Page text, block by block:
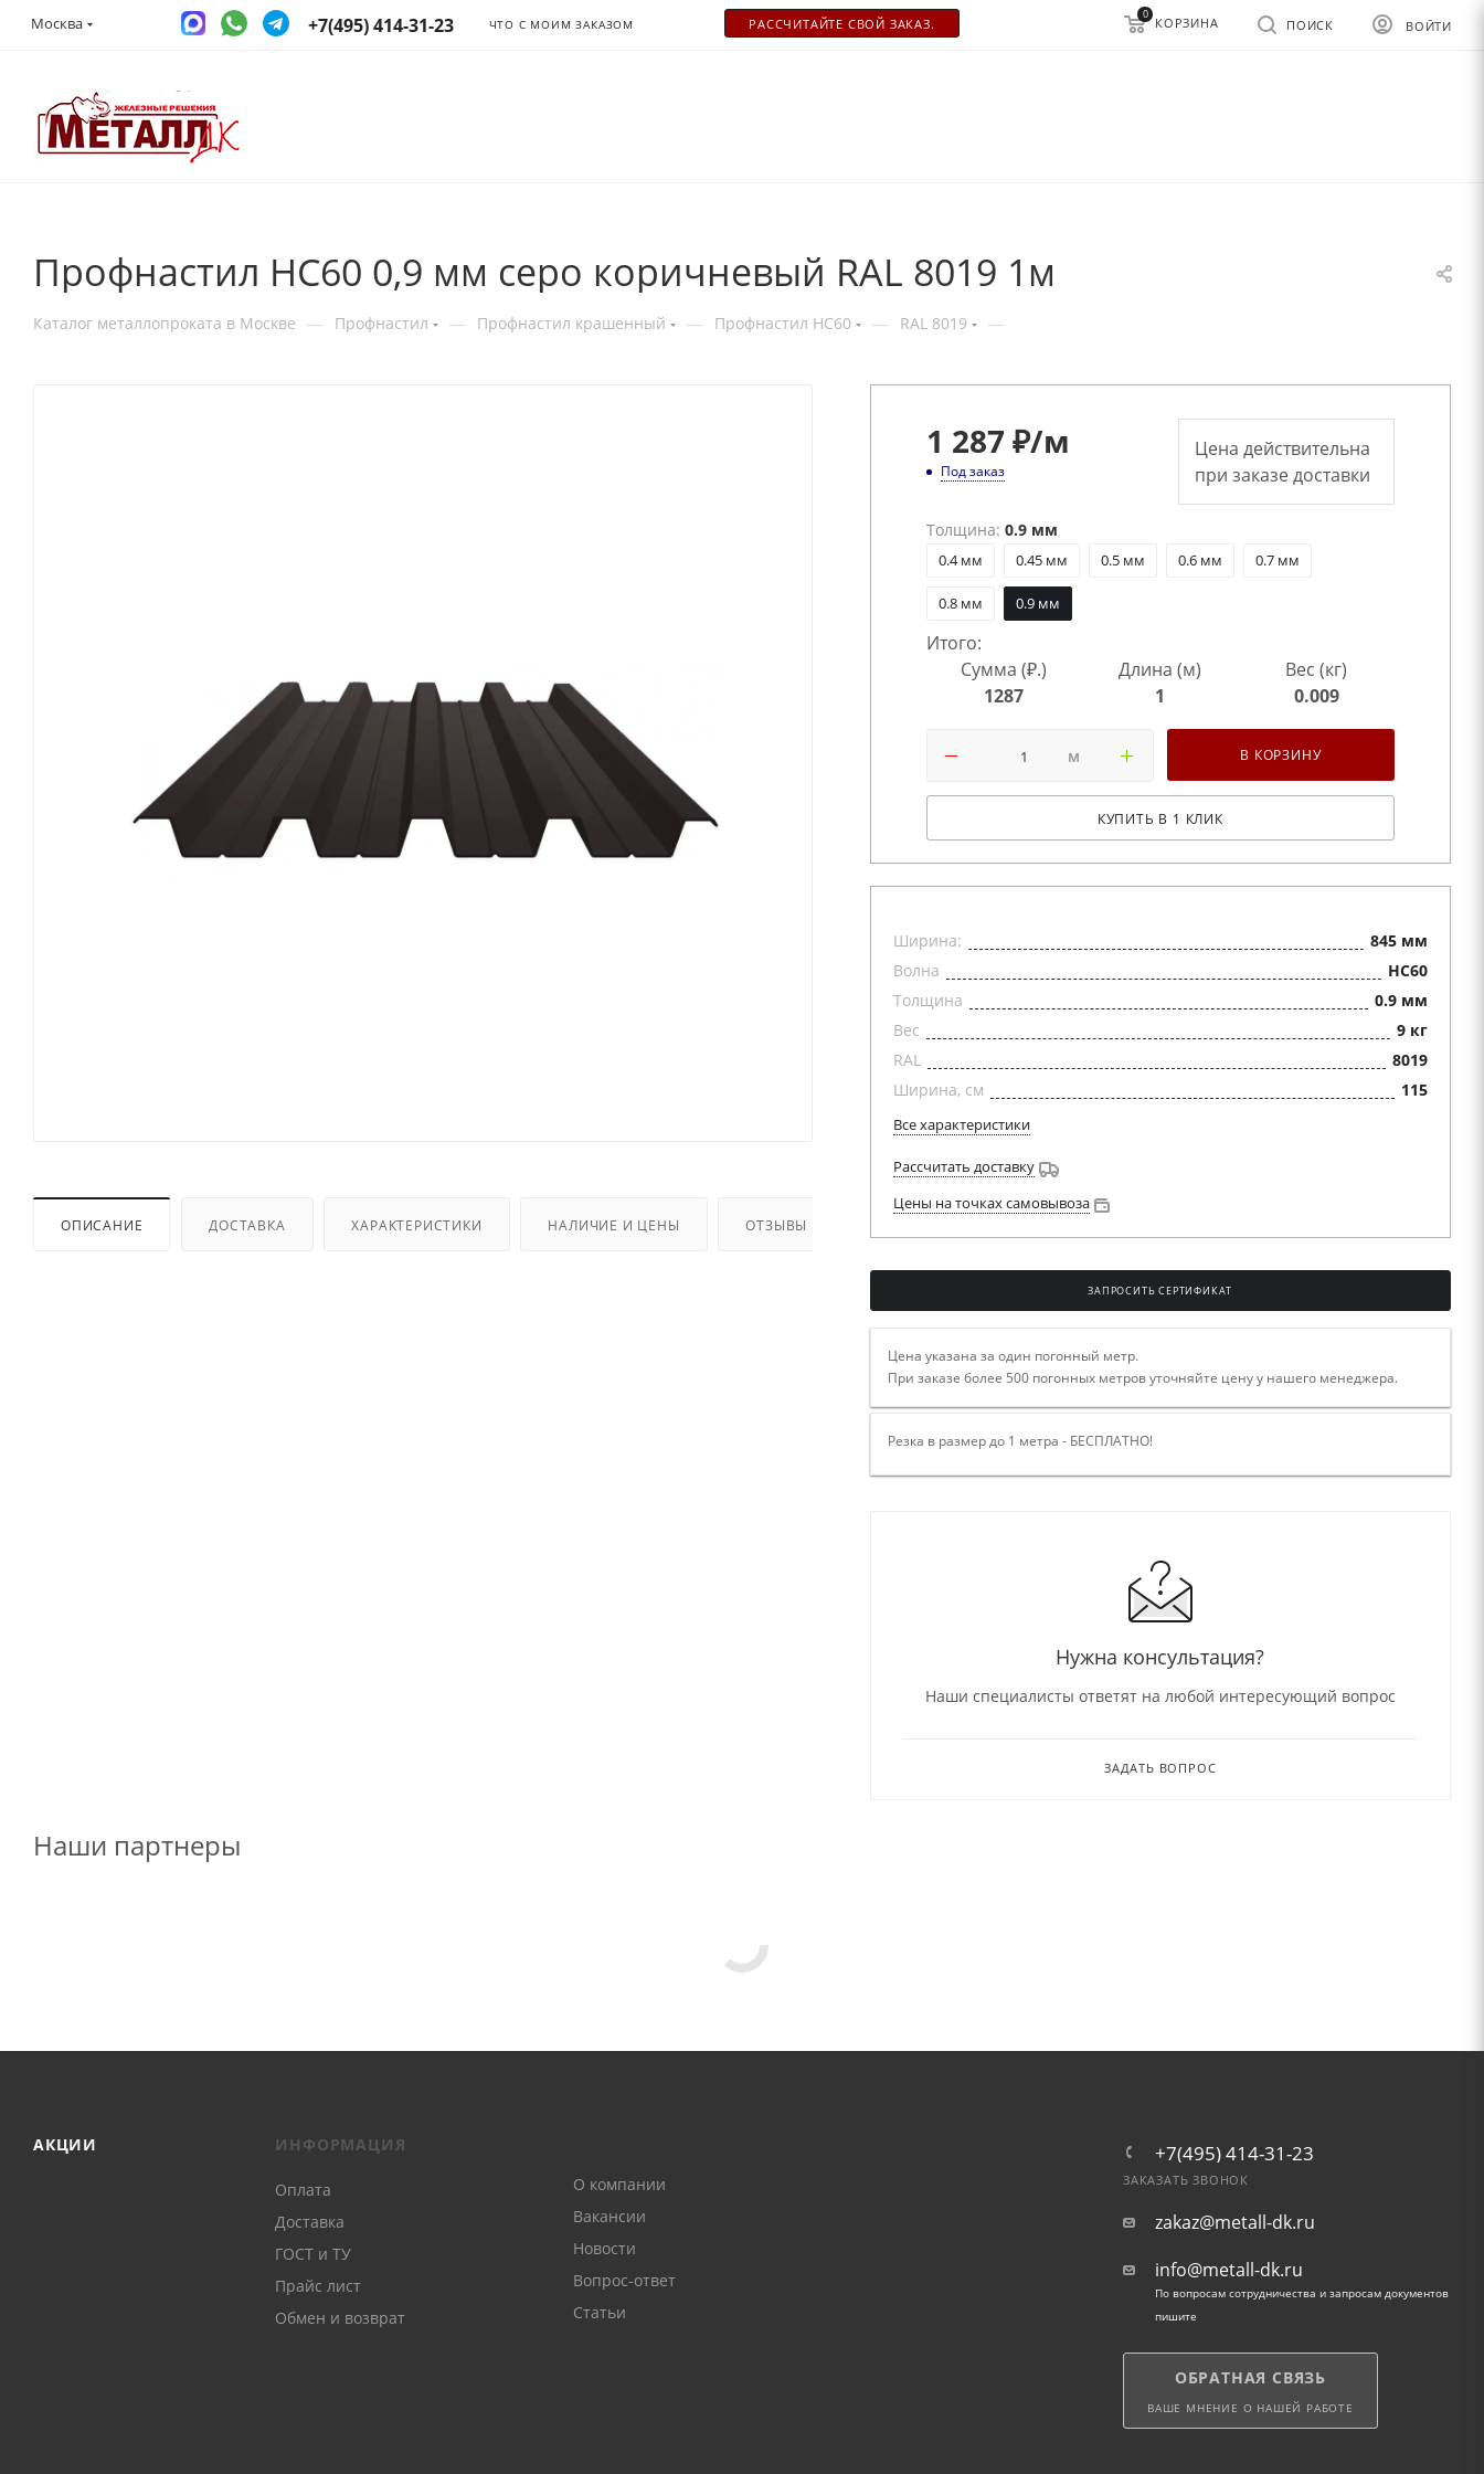
Москва +7(495) 414-31-23 ЧТО С МОИМ ЗАКАЗОМ РАСCЧИТАЙТЕ СВОЙ ЗАКАЗ. ВОЙТИ
ПОИСК
0
КОРЗИНА
Профнастил НС60 0,9 мм серо коричневый RAL 8019 1м
Каталог металлопроката в Москве — Профнастил — Профнастил крашенный — Профнастил НС60 — RAL 8019 —
ОПИСАНИЕ ДОСТАВКА ХАРАКТЕРИСТИКИ НАЛИЧИЕ И ЦЕНЫ ОТЗЫВЫ
1 287 ₽/м
Под заказ
Цена действительна
при заказе доставки
Толщина: 0.9 мм
0.4 мм 0.45 мм 0.5 мм 0.6 мм 0.7 мм
0.8 мм 0.9 мм
Итого:
Сумма (₽.)
1287
Длина (м)
1
Вес (кг)
0.009
м В КОРЗИНУ
КУПИТЬ В 1 КЛИК
Ширина:
845 мм
Волна
HС60
Толщина
0.9 мм
Вес
9 кг
RAL
8019
Ширина, см
115
Все характеристики
Рассчитать доставку
Цены на точках самовывоза
ЗАПРОСИТЬ СЕРТИФИКАТ
Цена указана за один погонный метр.
При заказе более 500 погонных метров уточняйте цену у нашего менеджера.
Резка в размер до 1 метра - БЕСПЛАТНО!
Нужна консультация?
Наши специалисты ответят на любой интересующий вопрос
ЗАДАТЬ ВОПРОС
Наши партнеры
АКЦИИ ИНФОРМАЦИЯ
Оплата
Доставка
ГОСТ и ТУ
Прайс лист
Обмен и возврат
О компании
Вакансии
Новости
Вопрос-ответ
Статьи
+7(495) 414-31-23
ЗАКАЗАТЬ ЗВОНОК
zakaz@metall-dk.ru
info@metall-dk.ru
По вопросам сотрудничества и запросам документов
пишите
ОБРАТНАЯ СВЯЗЬ
ВАШЕ МНЕНИЕ О НАШЕЙ РАБОТЕ